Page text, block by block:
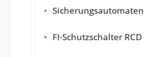
Sicherungsautomaten
FI-Schutzschalter RCD